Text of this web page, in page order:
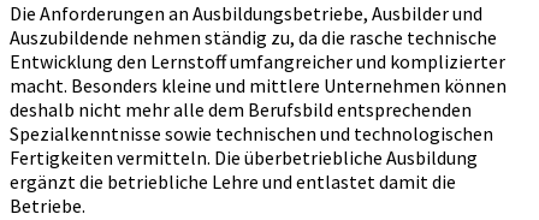
Die Anforderungen an Ausbildungsbetriebe, Ausbilder und
Auszubildende nehmen ständig zu, da die rasche technische
Entwicklung den Lernstoff umfangreicher und komplizierter
macht. Besonders kleine und mittlere Unternehmen können
deshalb nicht mehr alle dem Berufsbild entsprechenden
Spezialkenntnisse sowie technischen und technologischen
Fertigkeiten vermitteln. Die überbetriebliche Ausbildung
ergänzt die betriebliche Lehre und entlastet damit die
Betriebe.